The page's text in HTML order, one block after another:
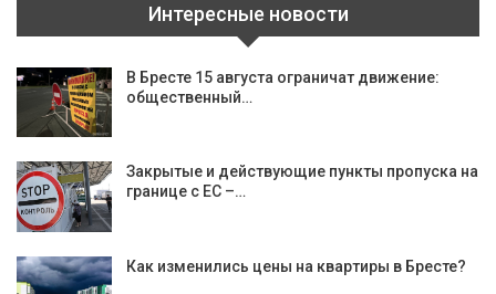
Интересные новости
В Бресте 15 августа ограничат движение:
общественный…
Закрытые и действующие пункты пропуска на
границе с ЕС –…
Как изменились цены на квартиры в Бресте?